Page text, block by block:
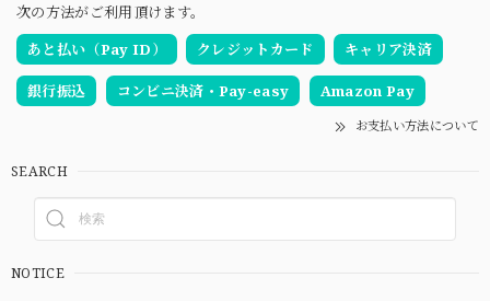
次の方法がご利用頂けます。
あと払い（Pay ID）
クレジットカード キャリア決済
銀行振込 コンビニ決済・Pay-easy Amazon Pay
お支払い方法について
SEARCH
NOTICE